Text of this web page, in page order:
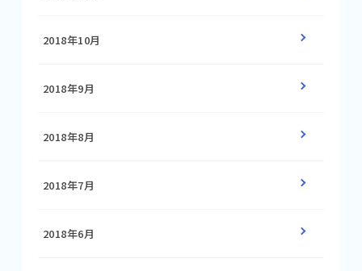
2018年10月
2018年9月
2018年8月
2018年7月
2018年6月